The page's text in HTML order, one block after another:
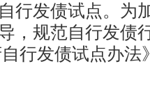
行发债试点。为
，规范自行发债
行发债试点办法